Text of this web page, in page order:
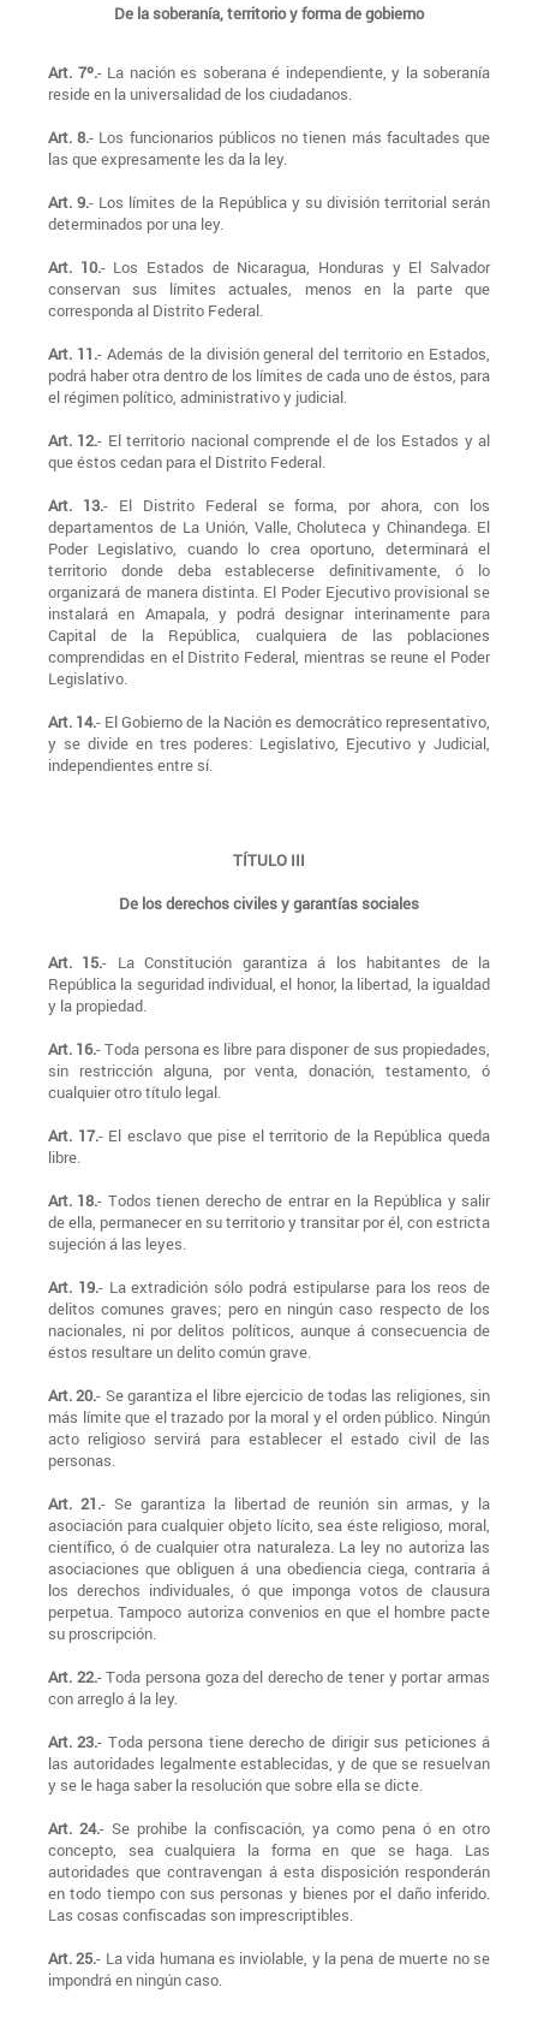
De la soberanía, territorio y forma de gobierno
Art. 7º.- La nación es soberana é independiente, y la soberanía
reside en la universalidad de los ciudadanos.
Art. 8.- Los funcionarios públicos no tienen más facultades que
las que expresamente les da la ley.
Art. 9.- Los límites de la República y su división territorial serán
determinados por una ley.
Art. 10.- Los Estados de Nicaragua, Honduras y El Salvador
conservan sus límites actuales, menos en la parte que
corresponda al Distrito Federal.
Art. 11.- Además de la división general del territorio en Estados,
podrá haber otra dentro de los límites de cada uno de éstos, para
el régimen político, administrativo y judicial.
Art. 12.- El territorio nacional comprende el de los Estados y al
que éstos cedan para el Distrito Federal.
Art. 13.- El Distrito Federal se forma, por ahora, con los
departamentos de La Unión, Valle, Choluteca y Chinandega. El
Poder Legislativo, cuando lo crea oportuno, determinará el
territorio donde deba establecerse definitivamente, ó lo
organizará de manera distinta. El Poder Ejecutivo provisional se
instalará en Amapala, y podrá designar interinamente para
Capital de la República, cualquiera de las poblaciones
comprendidas en el Distrito Federal, mientras se reune el Poder
Legislativo.
Art. 14.- El Gobierno de la Nación es democrático representativo,
y se divide en tres poderes: Legislativo, Ejecutivo y Judicial,
independientes entre sí.
TÍTULO III
De los derechos civiles y garantías sociales
Art. 15.- La Constitución garantiza á los habitantes de la
República la seguridad individual, el honor, la libertad, la igualdad
y la propiedad.
Art. 16.- Toda persona es libre para disponer de sus propiedades,
sin restricción alguna, por venta, donación, testamento, ó
cualquier otro título legal.
Art. 17.- El esclavo que pise el territorio de la República queda
libre.
Art. 18.- Todos tienen derecho de entrar en la República y salir
de ella, permanecer en su territorio y transitar por él, con estricta
sujeción á las leyes.
Art. 19.- La extradición sólo podrá estipularse para los reos de
delitos comunes graves; pero en ningún caso respecto de los
nacionales, ni por delitos políticos, aunque á consecuencia de
éstos resultare un delito común grave.
Art. 20.- Se garantiza el libre ejercicio de todas las religiones, sin
más límite que el trazado por la moral y el orden público. Ningún
acto religioso servirá para establecer el estado civil de las
personas.
Art. 21.- Se garantiza la libertad de reunión sin armas, y la
asociación para cualquier objeto lícito, sea éste religioso, moral,
científico, ó de cualquier otra naturaleza. La ley no autoriza las
asociaciones que obliguen á una obediencia ciega, contraria á
los derechos individuales, ó que imponga votos de clausura
perpetua. Tampoco autoriza convenios en que el hombre pacte
su proscripción.
Art. 22.- Toda persona goza del derecho de tener y portar armas
con arreglo á la ley.
Art. 23.- Toda persona tiene derecho de dirigir sus peticiones á
las autoridades legalmente establecidas, y de que se resuelvan
y se le haga saber la resolución que sobre ella se dicte.
Art. 24.- Se prohibe la confiscación, ya como pena ó en otro
concepto, sea cualquiera la forma en que se haga. Las
autoridades que contravengan á esta disposición responderán
en todo tiempo con sus personas y bienes por el daño inferido.
Las cosas confiscadas son imprescriptibles.
Art. 25.- La vida humana es inviolable, y la pena de muerte no se
impondrá en ningún caso.